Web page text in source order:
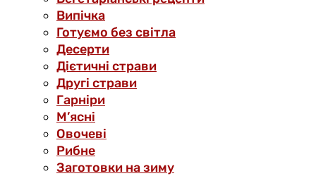
Випічка
Готуємо без світла
Десерти
Дієтичні страви
Другі страви
Гарніри
М’ясні
Овочеві
Рибне
Заготовки на зиму